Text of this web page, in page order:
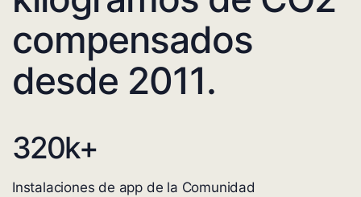
compensados
desde 2011.
320k+
Instalaciones de app de la Comunidad